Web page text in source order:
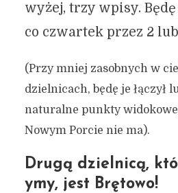
wyżej, trzy wpisy.
co czwartek przez 2
(Przy mniej zasobnych w
dzielnicach, będę je łączył
naturalne punkty
Nowym Porcie nie ma).
Drugą dzielnicą,
ymy, jest Brętowo!